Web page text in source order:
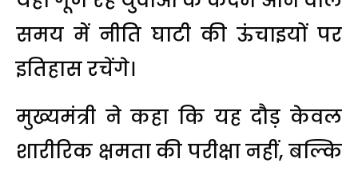
समय में नीति घाटी की ऊंचाइयों पर
इतिहास रचेंगे।
मुख्यमंत्री ने कहा कि यह दौड़ केवल
शारीरिक क्षमता की परीक्षा नहीं, बल्कि